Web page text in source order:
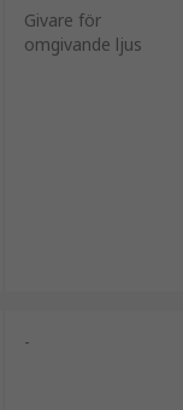
Givare för
omgivande ljus
-